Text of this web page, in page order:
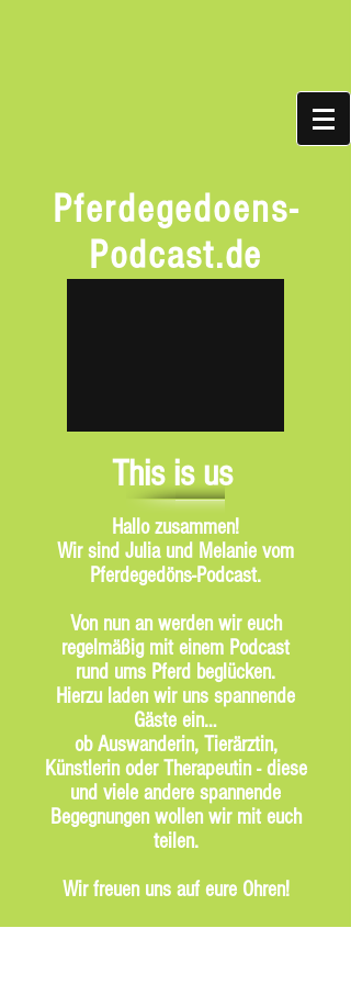
Pferdegedoens-
Podcast.de
This is us
Hallo zusammen!
Wir sind Julia und Melanie vom
Pferdegedöns-Podcast.
Von nun an werden wir euch
regelmäßig mit einem Podcast
rund ums Pferd beglücken.
Hierzu laden wir uns spannende
Gäste ein…
ob Auswanderin, Tierärztin,
Künstlerin oder Therapeutin - diese
und viele andere spannende
Begegnungen wollen wir mit euch
teilen.
Wir freuen uns auf eure Ohren!